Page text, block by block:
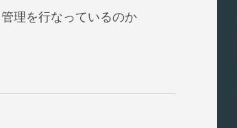
理を行なっているのか